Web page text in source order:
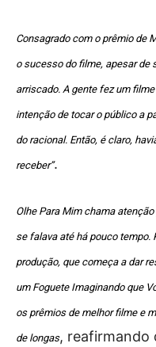
Consagrado com o prêmio de
o sucesso do filme, apesar de
arriscado. A gente fez um
intenção de tocar o público a
do racional. Então, é claro,
receber”.
Olhe Para Mim chama
se falava até há pouco tempo.
produção, que começa a dar
um Foguete Imaginando que
os prêmios de melhor filme e
de longas, reafirmando